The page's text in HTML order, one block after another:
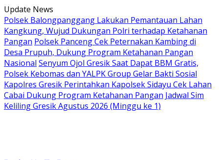
Langsung
ke
konten
Update News
Polsek Balongpanggang Lakukan Pemantauan Lahan
Kangkung, Wujud Dukungan Polri terhadap Ketahanan
Pangan Polsek Panceng Cek Peternakan Kambing di
Desa Prupuh, Dukung Program Ketahanan Pangan
Nasional Senyum Ojol Gresik Saat Dapat BBM Gratis,
Polsek Kebomas dan YALPK Group Gelar Bakti Sosial
Kapolres Gresik Perintahkan Kapolsek Sidayu Cek Lahan
Cabai Dukung Program Ketahanan Pangan Jadwal Sim
Keliling Gresik Agustus 2026 (Minggu ke 1)